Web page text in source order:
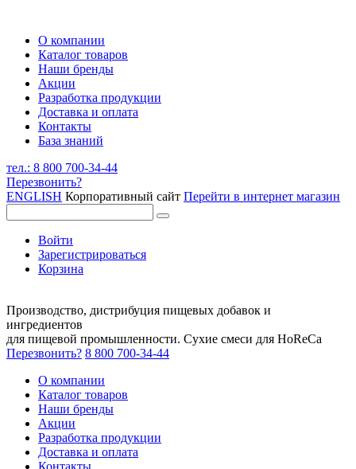
О компании
Каталог товаров
Наши бренды
Акции
Разработка продукции
Доставка и оплата
Контакты
База знаний
тел.: 8 800 700-34-44
Перезвонить?
ENGLISH Корпоративный сайт Перейти в интернет магазин
Войти
Зарегистрироваться
Корзина
Производство, дистрибуция пищевых добавок и
ингредиентов
для пищевой промышленности. Сухие смеси для HoReCa
Перезвонить? 8 800 700-34-44
О компании
Каталог товаров
Наши бренды
Акции
Разработка продукции
Доставка и оплата
Контакты